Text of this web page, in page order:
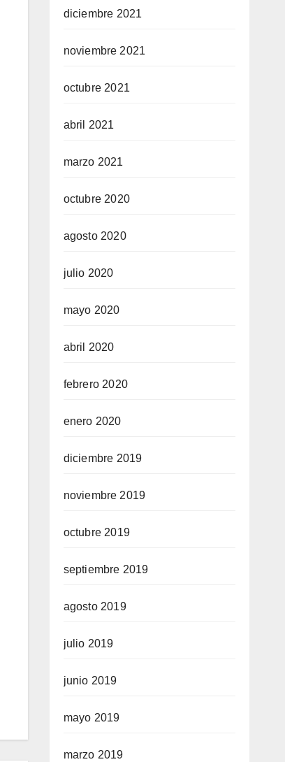
diciembre 2021
noviembre 2021
octubre 2021
abril 2021
marzo 2021
octubre 2020
agosto 2020
julio 2020
mayo 2020
abril 2020
febrero 2020
enero 2020
diciembre 2019
noviembre 2019
octubre 2019
septiembre 2019
agosto 2019
julio 2019
junio 2019
mayo 2019
marzo 2019